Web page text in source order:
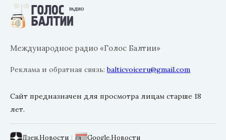
Международное радио «Голос Балтии»
Реклама и обратная связь:balticvoiceru@gmail.com
Сайт предназначен для просмотра лицам старше 18
лет.
Дзен.Новости | Google.Новости